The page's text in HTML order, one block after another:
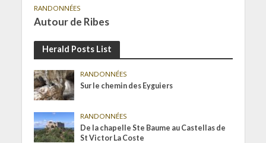
RANDONNÉES
Autour de Ribes
Herald Posts List
RANDONNÉES
Sur le chemin des Eyguiers
RANDONNÉES
De la chapelle Ste Baume au Castellas de
St Victor La Coste